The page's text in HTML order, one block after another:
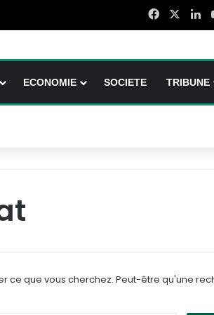
Facebook
ECONOMIE SOCIETE TRIBUNE
ce que vous cherchez. Peut-être qu'une